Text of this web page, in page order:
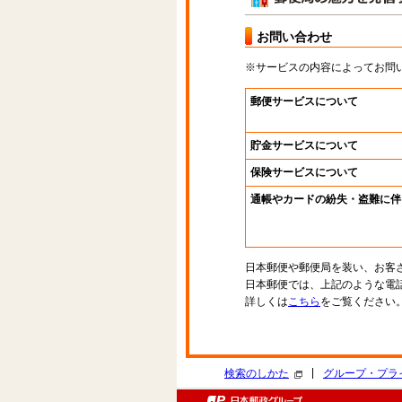
お問い合わせ
※サービスの内容によってお問
郵便サービスについて
貯金サービスについて
保険サービスについて
通帳やカードの紛失・盗難に
日本郵便や郵便局を装い、お
日本郵便では、上記のような
詳しくはこちら をご覧ください
検索のしかた グループ・プ